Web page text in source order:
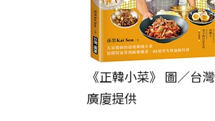
《正韓小菜》 圖／台灣
廣廈提供